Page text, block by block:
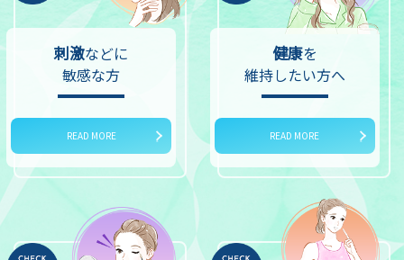
刺激などに
敏感な方
READ MORE
健康を
維持したい方へ
READ MORE